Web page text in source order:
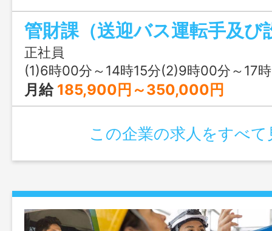
会社の定める範囲
管財課（送迎バス運転手及び
正社員
(1)6時00分～14時15分(2)9時00分～17
月給 185,900円～350,000円
この企業の求人をすべて